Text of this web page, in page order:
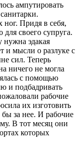
ампутировать
ног. Придя в себя,
для своего супруга.
нужна эдакая
и мысли о разлуке с
сил. Теперь
ничего не могла
с помощью
и подбадривать
рабочие
их изготовить
бы за нее. И рабочие
В тот месяц они
которых